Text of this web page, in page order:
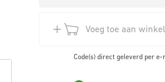
Voeg toe aan
Code(s) direct geleverd per